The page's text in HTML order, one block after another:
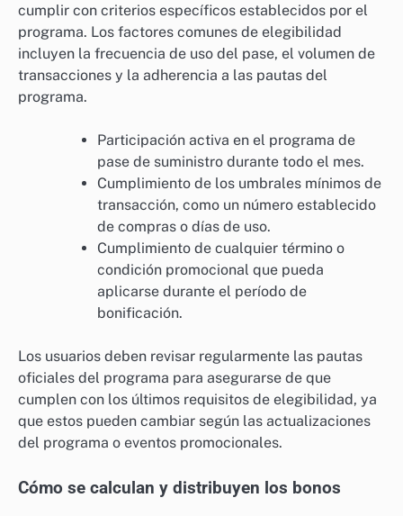
cumplir con criterios específicos establecidos por el
programa. Los factores comunes de elegibilidad
incluyen la frecuencia de uso del pase, el volumen de
transacciones y la adherencia a las pautas del
programa.
Participación activa en el programa de
pase de suministro durante todo el mes.
Cumplimiento de los umbrales mínimos de
transacción, como un número establecido
de compras o días de uso.
Cumplimiento de cualquier término o
condición promocional que pueda
aplicarse durante el período de
bonificación.
Los usuarios deben revisar regularmente las pautas
oficiales del programa para asegurarse de que
cumplen con los últimos requisitos de elegibilidad, ya
que estos pueden cambiar según las actualizaciones
del programa o eventos promocionales.
Cómo se calculan y distribuyen los bonos